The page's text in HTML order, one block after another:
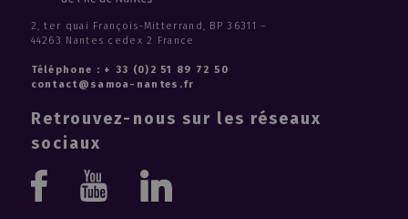
2, ter quai François-Mitterrand, BP 36311 –
44263 Nantes cedex 2 France
Téléphone : + 33 (0)2 51 89 72 50
contact@samoa-nantes.fr
Retrouvez-nous sur les réseaux
sociaux
YoutubeLinkedin